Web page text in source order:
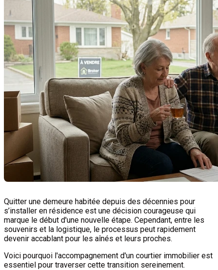
Quitter une demeure habitée depuis des décennies pour
s’installer en résidence est une décision courageuse qui
marque le début d'une nouvelle étape. Cependant, entre les
souvenirs et la logistique, le processus peut rapidement
devenir accablant pour les aînés et leurs proches.
Voici pourquoi l'accompagnement d'un courtier immobilier est
essentiel pour traverser cette transition sereinement.